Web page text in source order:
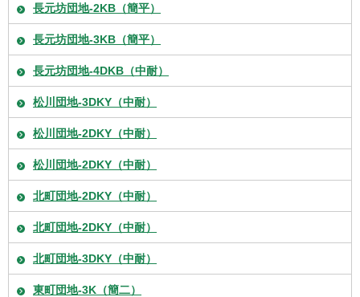
長元坊団地-2KB（簡平）
長元坊団地-3KB（簡平）
長元坊団地-4DKB（中耐）
松川団地-3DKY（中耐）
松川団地-2DKY（中耐）
松川団地-2DKY（中耐）
北町団地-2DKY（中耐）
北町団地-2DKY（中耐）
北町団地-3DKY（中耐）
東町団地-3K（簡二）